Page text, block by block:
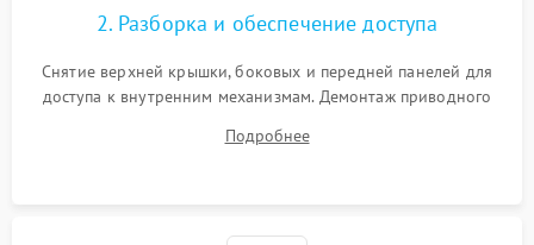
2. Разборка и обеспечение доступа
Снятие верхней крышки, боковых и передней панелей для
доступа к внутренним механизмам. Демонтаж приводного
Обеспечение свободного доступа к ТЭНу, компрессору,
Подробнее